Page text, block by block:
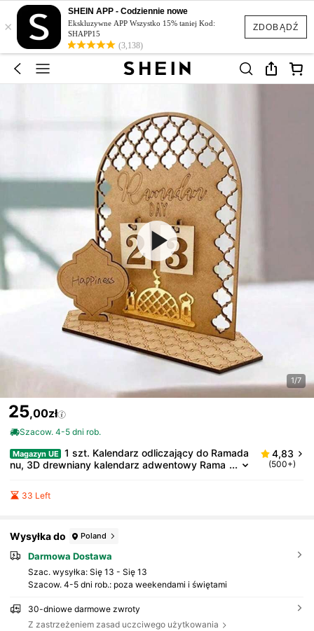
ZDOBĄDŹ
×
SHEIN APP - Codziennie nowe
Ekskluzywne APP Wszystko 15% taniej Kod:
SHAPP15
(3,138)
1/7
25,00zł
Szacow. 4-5 dni rob.
Magazyn UE
1 szt. Kalendarz odliczający do Ramada
nu, 3D drewniany kalendarz adwentowy Rama
strój domu na Ramadan, islamskie akcesoria na imp
4,83
(500+)
33 Left
Wysyłka do Poland
Darmowa Dostawa
Szac. wysyłka: Się 13 - Się 13
Szacow. 4-5 dni rob.: poza weekendami i świętami
30-dniowe darmowe zwroty
Z zastrzeżeniem zasad uczciwego użytkowania